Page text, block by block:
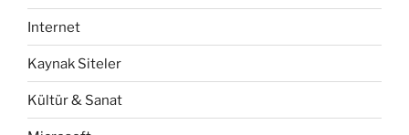
Internet
Kaynak Siteler
Kültür & Sanat